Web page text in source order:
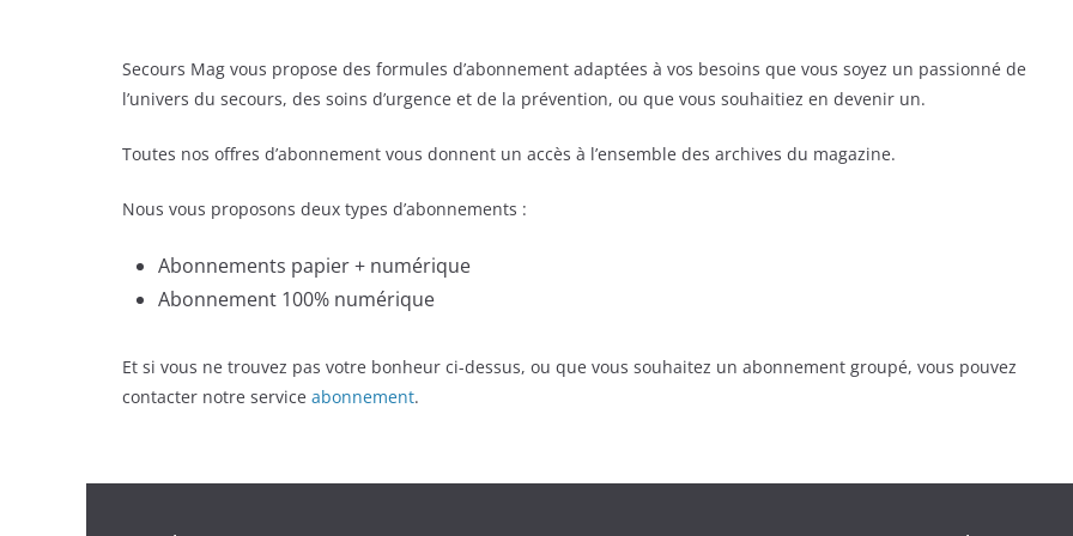
Secours Mag vous propose des formules d’abonnement adaptées à vos besoins que vous soyez un passionné de
l’univers du secours, des soins d’urgence et de la prévention, ou que vous souhaitiez en devenir un.
Toutes nos offres d’abonnement vous donnent un accès à l’ensemble des archives du magazine.
Nous vous proposons deux types d’abonnements :
Abonnements papier + numérique
Abonnement 100% numérique
Et si vous ne trouvez pas votre bonheur ci-dessus, ou que vous souhaitez un abonnement groupé, vous pouvez
contacter notre service abonnement.